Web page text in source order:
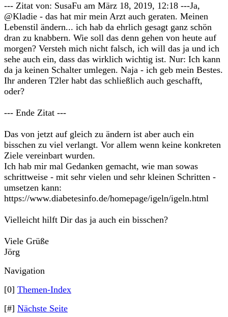
--- Zitat von: SusaFu am März 18, 2019, 12:18 ---Ja,
@Kladie - das hat mir mein Arzt auch geraten. Meinen
Lebenstil ändern... ich hab da ehrlich gesagt ganz schön
dran zu knabbern. Wie soll das denn gehen von heute auf
morgen? Versteh mich nicht falsch, ich will das ja und ich
sehe auch ein, dass das wirklich wichtig ist. Nur: Ich kann
da ja keinen Schalter umlegen. Naja - ich geb mein Bestes.
Ihr anderen T2ler habt das schließlich auch geschafft,
oder?
--- Ende Zitat ---
Das von jetzt auf gleich zu ändern ist aber auch ein
bisschen zu viel verlangt. Vor allem wenn keine konkreten
Ziele vereinbart wurden.
Ich hab mir mal Gedanken gemacht, wie man sowas
schrittweise - mit sehr vielen und sehr kleinen Schritten -
umsetzen kann:
https://www.diabetesinfo.de/homepage/igeln/igeln.html
Vielleicht hilft Dir das ja auch ein bisschen?
Viele Grüße
Jörg
Navigation
[0] Themen-Index
[#] Nächste Seite